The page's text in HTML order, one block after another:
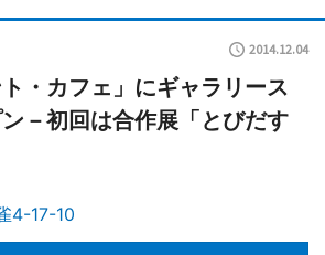
2014.12.04
・カフェ」にギャラリース
－初回は合作展「とびだす
4-17-10